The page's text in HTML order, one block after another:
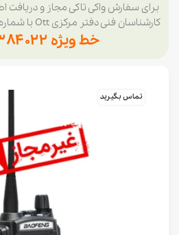
برای سفارش واکی تاکی مجاز و دریافت
کارشناسان فنی دفتر مرکزی Ott با شماره زیر تماس حاصل فرمایید :
خط ویژه ۶۶۳۸۴۰۲۲-۰۲۱
تماس بگیرید